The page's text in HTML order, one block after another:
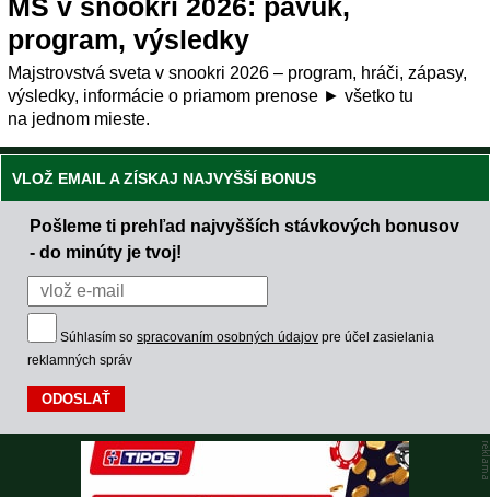
MS v snookri 2026: pavúk,
program, výsledky
Majstrovstvá sveta v snookri 2026 – program, hráči, zápasy,
výsledky, informácie o priamom prenose ► všetko tu
na jednom mieste.
VLOŽ EMAIL A ZÍSKAJ NAJVYŠŠÍ BONUS
Pošleme ti prehľad najvyšších stávkových bonusov
- do minúty je tvoj!
Súhlasím so spracovaním osobných údajov pre účel zasielania
reklamných správ